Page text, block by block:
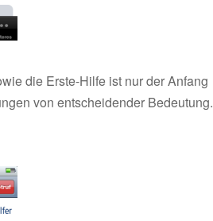
die Erste-Hilfe ist nur der Anfang
von entscheidender Bedeutung.